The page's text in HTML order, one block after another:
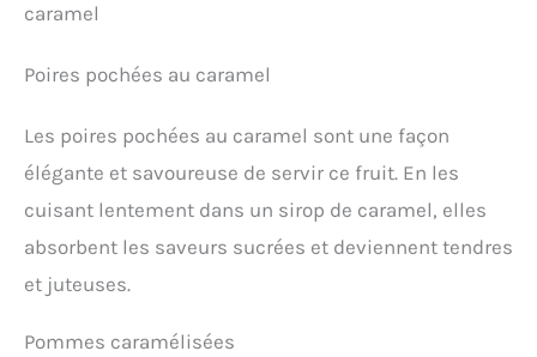
caramel
Poires pochées au caramel
Les poires pochées au caramel sont une façon
élégante et savoureuse de servir ce fruit. En les
cuisant lentement dans un sirop de caramel, elles
absorbent les saveurs sucrées et deviennent tendres
et juteuses.
Pommes caramélisées